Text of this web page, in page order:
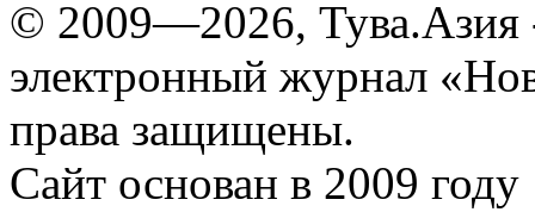
© 2009—2026, Тува.Азия
электронный журнал
права защищены.
Сайт основан в 2009 году